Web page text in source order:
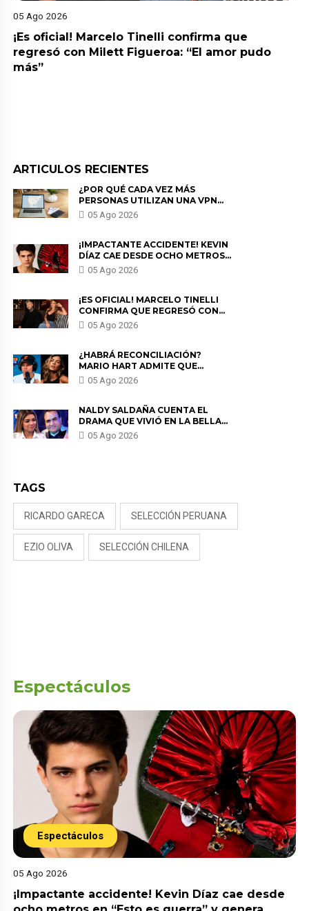
05 Ago 2026
¡Es oficial! Marcelo Tinelli confirma que
regresó con Milett Figueroa: “El amor pudo
más”
ARTICULOS RECIENTES
¿POR QUÉ CADA VEZ MÁS
PERSONAS UTILIZAN UNA VPN
PARA PROTEGER SU
PRIVACIDAD?
05 Ago 2026
¡IMPACTANTE ACCIDENTE! KEVIN
DÍAZ CAE DESDE OCHO METROS
EN “ESTO ES GUERRA” Y GENERA
PREOCUPACIÓN
05 Ago 2026
¡ES OFICIAL! MARCELO TINELLI
CONFIRMA QUE REGRESÓ CON
MILETT FIGUEROA: “EL AMOR
PUDO MÁS”
05 Ago 2026
¿HABRÁ RECONCILIACIÓN?
MARIO HART ADMITE QUE
PODRÍA VOLVER CON KORINA
RIVADENEIRA: “NO LE CERRARÍA
05 Ago 2026
NALDY SALDAÑA CUENTA EL
DRAMA QUE VIVIÓ EN LA BELLA
LUZ TRAS DENUNCIA AL
DIRECTOR MUSICAL: “NO ME
05 Ago 2026
TAGS
RICARDO GARECA SELECCIÓN PERUANA
EZIO OLIVA SELECCIÓN CHILENA
Espectáculos
Espectáculos
05 Ago 2026
¡Impactante accidente! Kevin Díaz cae desde